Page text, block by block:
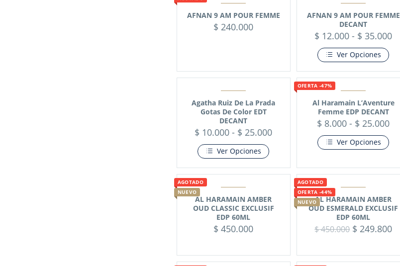
AFNAN 9 AM POUR FEMME
$ 240.000
AFNAN 9 AM POUR FEMME
DECANT
$ 12.000 - $ 35.000
Ver Opciones
Agatha Ruiz De La Prada
Gotas De Color EDT
DECANT
$ 10.000 - $ 25.000
Ver Opciones
OFERTA -47%
Al Haramain L’Aventure
Femme EDP DECANT
$ 8.000 - $ 25.000
Ver Opciones
AGOTADO
NUEVO
AL HARAMAIN AMBER
OUD CLASSIC EXCLUSIF
EDP 60ML
$ 450.000
AGOTADO
OFERTA -44%
NUEVOAL HARAMAIN AMBER
OUD ESMERALD EXCLUSIF
EDP 60ML
$450.000 $ 249.800